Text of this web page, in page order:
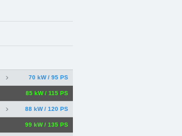
70 kW / 95 PS
85 kW / 115 PS
88 kW / 120 PS
99 kW / 135 PS